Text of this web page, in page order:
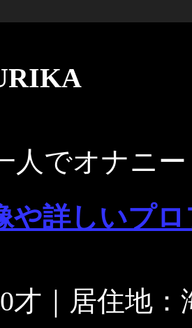
人でオナニ
や詳しいプ
才｜居住地